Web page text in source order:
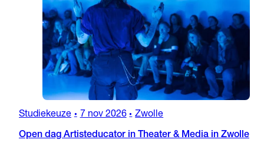
Studiekeuze • 7 nov 2026 • Zwolle
Open dag Artisteducator in Theater & Media in Zwolle